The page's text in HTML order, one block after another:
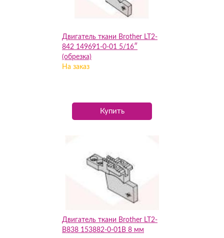
Двигатель ткани Brother LT2-
842 149691-0-01 5/16″
(обрезка)
На заказ
Купить
Двигатель ткани Brother LT2-
B838 153882-0-01В 8 мм